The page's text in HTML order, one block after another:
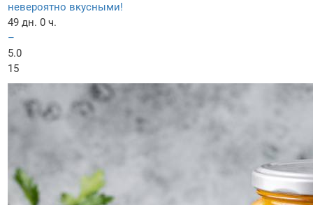
невероятно вкусными!
49 дн. 0 ч.
–
5.0
15